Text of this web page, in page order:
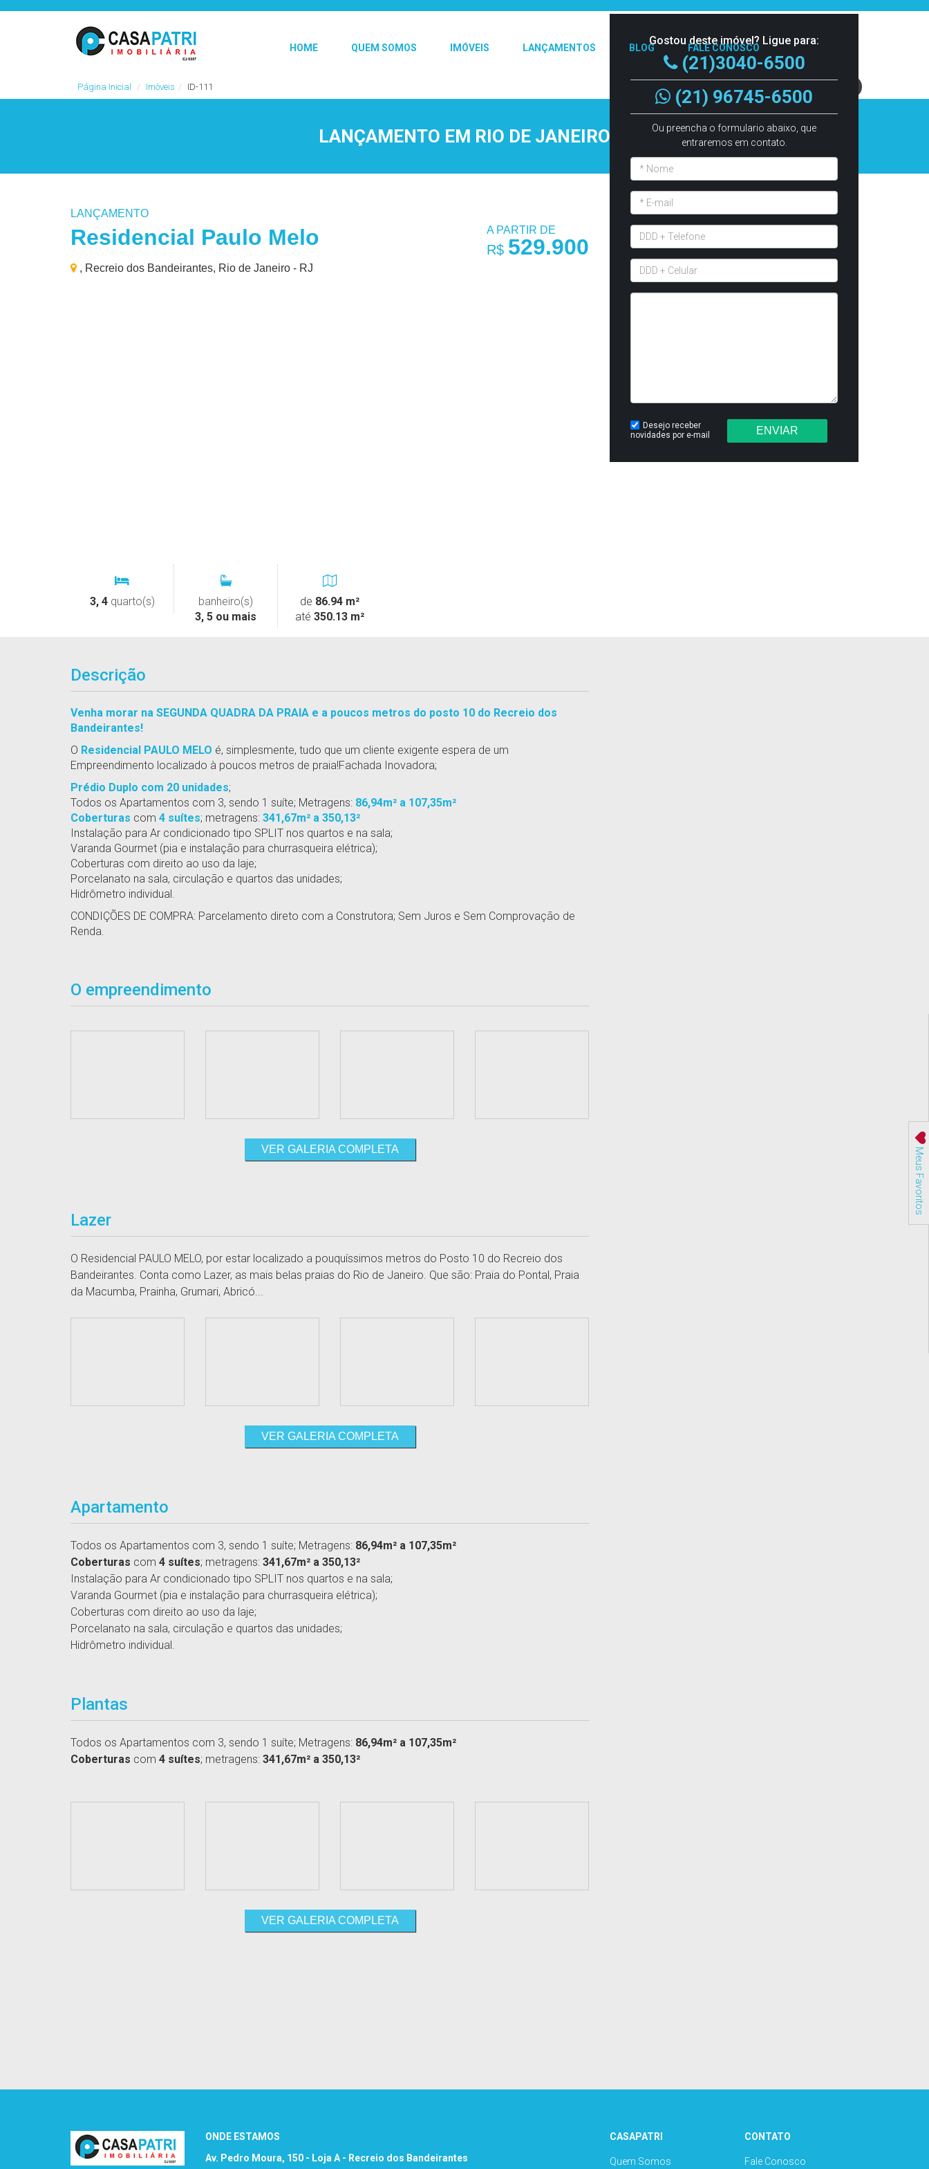
(21) 3040-6500
(21)3040-6500
HOME QUEM SOMOS IMÓVEIS LANÇAMENTOS BLOG FALE CONOSCO
Página Inicial Imóveis ID-111
LANÇAMENTO EM RIO DE JANEIRO
LANÇAMENTO
Residencial Paulo Melo
, Recreio dos Bandeirantes, Rio de Janeiro - RJ
A PARTIR DE
R$ 529.900
3, 4 quarto(s)
banheiro(s)
3, 5 ou mais
de 86.94 m²
até 350.13 m²
Atendimento Online
TIRE SUAS DÚVIDAS SOBRE ESTE IMÓVEL
Gostou deste imóvel? Ligue para:
(21)3040-6500
(21) 96745-6500
Ou preencha o formulario abaixo, que
entraremos em contato.
Desejo receber
novidades por e-mail
ENVIAR
Descrição
Venha morar na SEGUNDA QUADRA DA PRAIA e a poucos metros do posto 10 do Recreio dos
Bandeirantes!
O Residencial PAULO MELO é, simplesmente, tudo que um cliente exigente espera de um
Empreendimento localizado à poucos metros de praia!Fachada Inovadora;
Prédio Duplo com 20 unidades;
Todos os Apartamentos com 3, sendo 1 suíte; Metragens: 86,94m² a 107,35m²
Coberturas com 4 suítes; metragens: 341,67m² a 350,13²
Instalação para Ar condicionado tipo SPLIT nos quartos e na sala;
Varanda Gourmet (pia e instalação para churrasqueira elétrica);
Coberturas com direito ao uso da laje;
Porcelanato na sala, circulação e quartos das unidades;
Hidrômetro individual.
CONDIÇÕES DE COMPRA: Parcelamento direto com a Construtora; Sem Juros e Sem Comprovação de
Renda.
O empreendimento
VER GALERIA COMPLETA
Lazer
O Residencial PAULO MELO, por estar localizado a pouquíssimos metros do Posto 10 do Recreio dos
Bandeirantes. Conta como Lazer, as mais belas praias do Rio de Janeiro. Que são: Praia do Pontal, Praia
da Macumba, Prainha, Grumari, Abricó...
VER GALERIA COMPLETA
Apartamento
Todos os Apartamentos com 3, sendo 1 suíte; Metragens: 86,94m² a 107,35m²
Coberturas com 4 suítes; metragens: 341,67m² a 350,13²
Instalação para Ar condicionado tipo SPLIT nos quartos e na sala;
Varanda Gourmet (pia e instalação para churrasqueira elétrica);
Coberturas com direito ao uso da laje;
Porcelanato na sala, circulação e quartos das unidades;
Hidrômetro individual.
Plantas
Todos os Apartamentos com 3, sendo 1 suíte; Metragens: 86,94m² a 107,35m²
Coberturas com 4 suítes; metragens: 341,67m² a 350,13²
VER GALERIA COMPLETA
ONDE ESTAMOS
Av. Pedro Moura, 150 - Loja A - Recreio dos Bandeirantes
CONTATO
Fale Conosco
CASAPATRI
Quem Somos
Meus Favoritos